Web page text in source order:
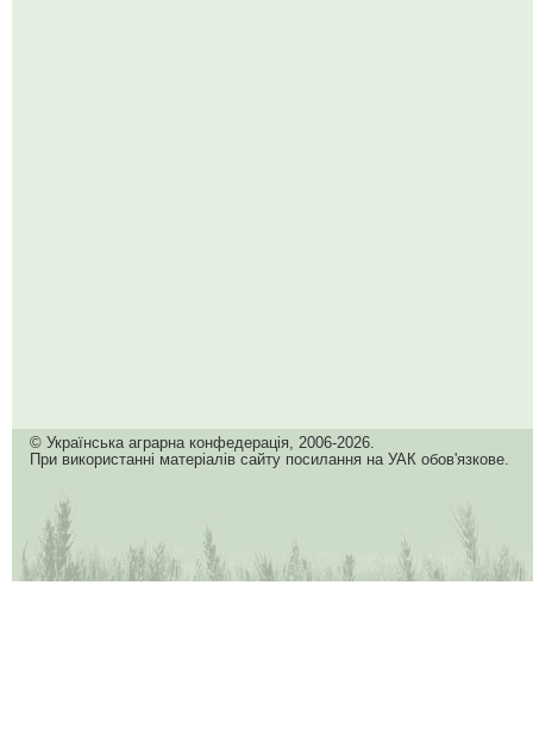
© Українська аграрна конфедерація, 2006-2026.
При використанні матеріалів сайту посилання на УАК обов'язкове.